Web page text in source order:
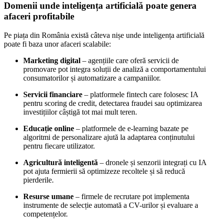
Domenii unde inteligența artificială poate genera
afaceri profitabile
Pe piața din România există câteva nișe unde inteligența artificială
poate fi baza unor afaceri scalabile:
Marketing digital – agențiile care oferă servicii de
promovare pot integra soluții de analiză a comportamentului
consumatorilor și automatizare a campaniilor.
Servicii financiare – platformele fintech care folosesc IA
pentru scoring de credit, detectarea fraudei sau optimizarea
investițiilor câștigă tot mai mult teren.
Educație online – platformele de e-learning bazate pe
algoritmi de personalizare ajută la adaptarea conținutului
pentru fiecare utilizator.
Agricultură inteligentă – dronele și senzorii integrați cu IA
pot ajuta fermierii să optimizeze recoltele și să reducă
pierderile.
Resurse umane – firmele de recrutare pot implementa
instrumente de selecție automată a CV-urilor și evaluare a
competențelor.